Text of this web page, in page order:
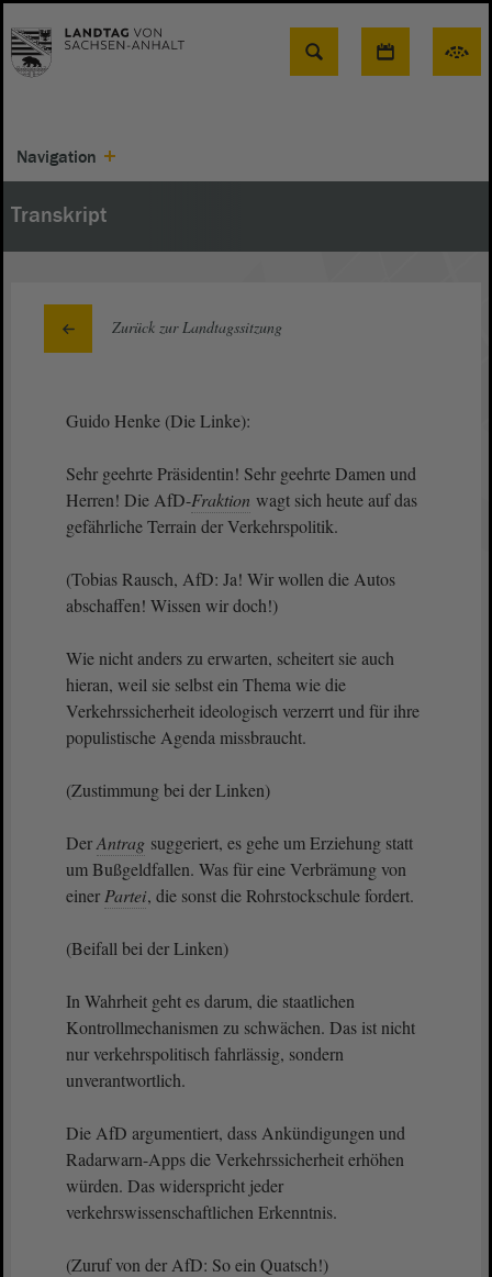
Suche
Navigation
Transkript
Zurück zur Landtagssitzung
Guido Henke (Die Linke):
Sehr geehrte Präsidentin! Sehr geehrte Damen und
Herren! Die AfD-Fraktion wagt sich heute auf das
gefährliche Terrain der Verkehrspolitik.
(Tobias Rausch, AfD: Ja! Wir wollen die Autos
abschaffen! Wissen wir doch!)
Wie nicht anders zu erwarten, scheitert sie auch
hieran, weil sie selbst ein Thema wie die
Verkehrssicherheit ideologisch verzerrt und für ihre
populistische Agenda missbraucht.
(Zustimmung bei der Linken)
DerAntrag suggeriert, es gehe um Erziehung statt
um Bußgeldfallen. Was für eine Verbrämung von
einer Partei, die sonst die Rohrstockschule fordert.
(Beifall bei der Linken)
In Wahrheit geht es darum, die staatlichen
Kontrollmechanismen zu schwächen. Das ist nicht
nur verkehrspolitisch fahrlässig, sondern
unverantwortlich.
Die AfD argumentiert, dass Ankündigungen und
Radarwarn-Apps die Verkehrssicherheit erhöhen
würden. Das widerspricht jeder
verkehrswissenschaftlichen Erkenntnis.
(Zuruf von der AfD: So ein Quatsch!)